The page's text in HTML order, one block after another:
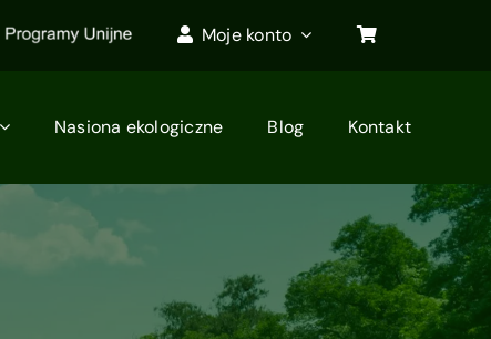
Moje konto
Nasiona ekologiczne Blog Kontakt